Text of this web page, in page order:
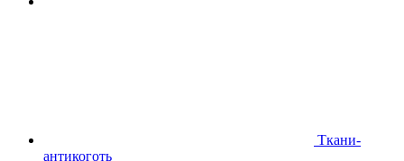
Ткани-
антикоготь